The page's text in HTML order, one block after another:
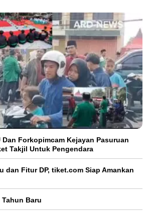
Dan Forkopimcam Kejayan Pasuruan
Takjil Untuk Pengendara
dan Fitur DP, tiket.com Siap Amankan
Baru